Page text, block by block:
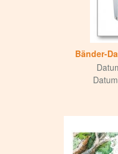
Bänder-